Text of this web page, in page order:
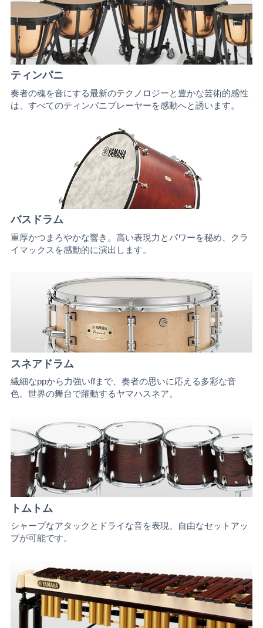
ティンパニ
奏者の魂を音にする最新のテクノロジーと豊かな芸術的感性
は、すべてのティンパニプレーヤーを感動へと誘います。
バスドラム
重厚かつまろやかな響き。高い表現力とパワーを秘め、クラ
イマックスを感動的に演出します。
スネアドラム
繊細なppから力強いffまで、奏者の思いに応える多彩な音
色。世界の舞台で躍動するヤマハスネア。
トムトム
シャープなアタックとドライな音を表現。自由なセットアッ
プが可能です。